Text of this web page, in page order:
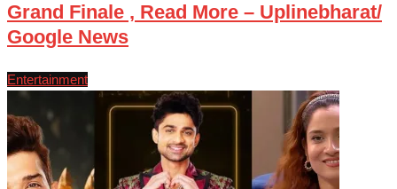
Grand Finale , Read More – Uplinebharat/
Google News
Entertainment